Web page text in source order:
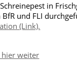
in
und FLI
(Link).
hier weiter